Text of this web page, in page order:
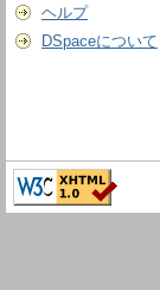
ヘルプ
DSpaceについて